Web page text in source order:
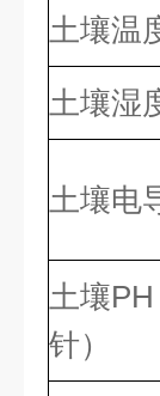
土壤温
土壤湿
土壤电
土壤
针）